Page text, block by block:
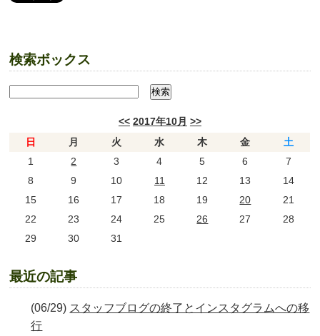
検索ボックス
<< 2017年10月 >>
日
月 火 水 木 金
土
1
2 3 4 5 6
7
8
9 10 11 12 13
14
15
16 17 18 19 20
21
22
23 24 25 26 27
28
29
30 31
最近の記事
(06/29) スタッフブログの終了とインスタグラムへの移
行